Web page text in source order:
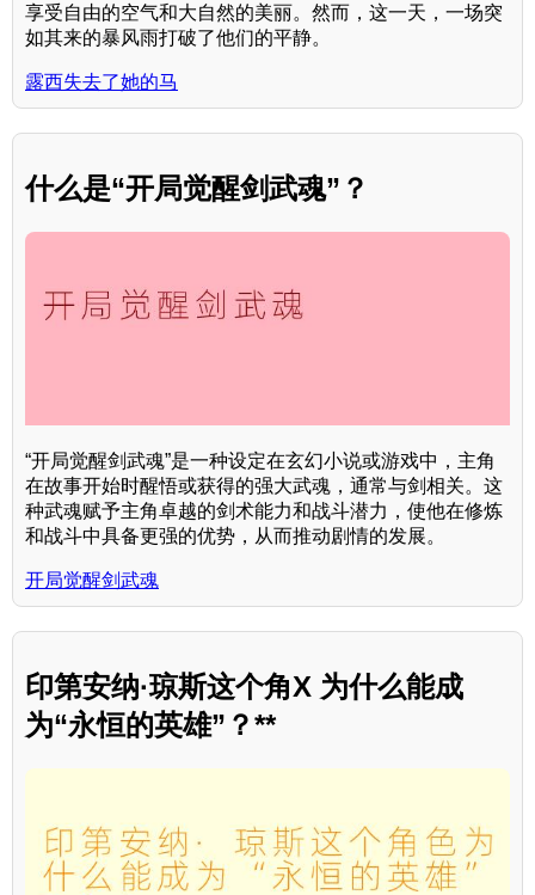
享受自由的空气和大自然的美丽。然而，这一天，一场突
如其来的暴风雨打破了他们的平静。
露西失去了她的马
什么是“开局觉醒剑武魂”？
“开局觉醒剑武魂”是一种设定在玄幻小说或游戏中，主角
在故事开始时醒悟或获得的强大武魂，通常与剑相关。这
种武魂赋予主角卓越的剑术能力和战斗潜力，使他在修炼
和战斗中具备更强的优势，从而推动剧情的发展。
开局觉醒剑武魂
印第安纳·琼斯这个角X 为什么能成
为“永恒的英雄”？**